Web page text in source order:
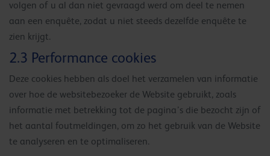
volgen of u al dan niet gevraagd werd om deel te nemen
aan een enquête, zodat u niet steeds dezelfde enquête te
zien krijgt.
2.3 Performance cookies
Deze cookies hebben als doel het verzamelen van informatie
over hoe de websitebezoeker de Website gebruikt, zoals
informatie met betrekking tot de pagina’s die bezocht zijn of
het aantal foutmeldingen, om zo het gebruik van de Website
te analyseren en te optimaliseren.